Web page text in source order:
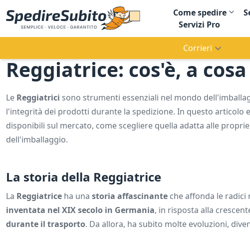
Come spedire
Servizi Pro
Corrieri
Reggiatrice: cos'è, a
Le Reggiatrici sono strumenti essenziali nel mondo
l'integrità dei prodotti durante la spedizione. In questo articolo
disponibili sul mercato, come scegliere quella adatta alle
dell'imballaggio.
La storia della Reggiatrice
La Reggiatrice ha una storia affascinante che affonda le radici
inventata nel XIX secolo in Germania, in risposta alla
durante il trasporto. Da allora, ha subito molte evoluzioni,